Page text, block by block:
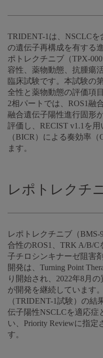
TRIDENT-1は、NSCLC
の遺伝子再構成を有する
ポトレクチニブ（TPX-
容性、薬物動態、抗腫瘍
臨床試験です。本試験の
全性と薬物動態の評価項
2相パートでは、ROS1融
融合遺伝子陽性進行固形
評価し、RECIST v1.1を
（BICR）による奏効率
ます。
レポトレクチ
レポトレクチニブ（BMS-
合性のROS1、TRK A/B/
子チロシンキナーゼ阻害
開発は、Turning Point
り開始され、2022年8月
が開発を継続しています
（TRIDENT-1試験）の結
伝子陽性NSCLCを適応症
い、Priority Reviewに指定
す。